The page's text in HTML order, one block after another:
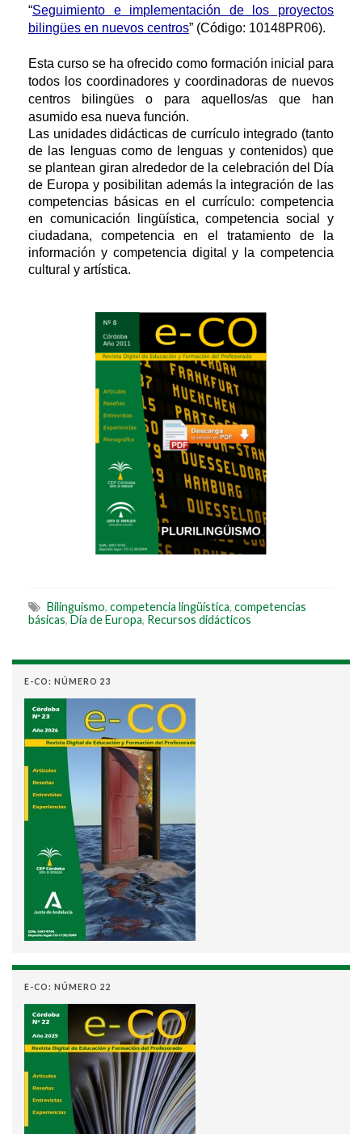
“Seguimiento e implementación de los proyectos
bilingües en nuevos centros” (Código: 10148PR06).
Esta curso se ha ofrecido como formación inicial para
todos los coordinadores y coordinadoras de nuevos
centros bilingües o para aquellos/as que han
asumido esa nueva función.
Las unidades didácticas de currículo integrado (tanto
de las lenguas como de lenguas y contenidos) que
se plantean giran alrededor de la celebración del Día
de Europa y posibilitan además la integración de las
competencias básicas en el currículo: competencia
en comunicación lingüística, competencia social y
ciudadana, competencia en el tratamiento de la
información y competencia digital y la competencia
cultural y artística.
Bilinguismo, competencia lingüística, competencias
básicas, Día de Europa, Recursos didácticos
E-CO: NÚMERO 23
E-CO: NÚMERO 22